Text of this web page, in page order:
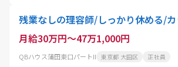
残業なしの理容師/しっかり休める/
月給30万円～47万1,000円
QBハウス蒲田東口パートII 東京都 大田区 正社員